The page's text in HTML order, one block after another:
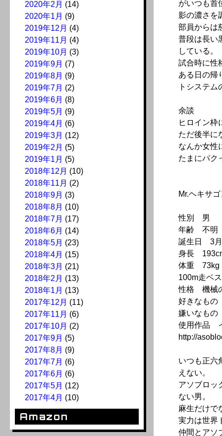
2020年2月 (14)
2020年1月 (9)
2019年12月 (4)
2019年11月 (4)
2019年10月 (3)
2019年9月 (7)
2019年8月 (9)
2019年7月 (2)
2019年6月 (8)
2019年5月 (9)
2019年4月 (6)
2019年3月 (12)
2019年2月 (5)
2019年1月 (5)
2018年12月 (10)
2018年11月 (2)
2018年9月 (3)
2018年8月 (10)
2018年7月 (17)
2018年6月 (14)
2018年5月 (23)
2018年4月 (15)
2018年3月 (21)
2018年2月 (13)
2018年1月 (13)
2017年12月 (11)
2017年11月 (6)
2017年10月 (2)
2017年9月 (5)
2017年8月 (9)
2017年7月 (6)
2017年6月 (6)
2017年5月 (12)
2017年4月 (10)
Amazon
がいつも首
影の濃さを
部員からは
普段は長い
している。
試合時に性
ある日の帰
トシステ
余談
ヒロイン枠
ただ後半に
なんか女性
たまにパク
Mr.ヘキサ
性別 男
年齢 不明
誕生日 3
身長
体重 73kg
100m走ベ
性格 機械
好きなも
嫌いなも
使用作品
http://
いつも正六
えない。
アソブロッ
ない男。
麻生だけで
実力は世界
仲間とアソ